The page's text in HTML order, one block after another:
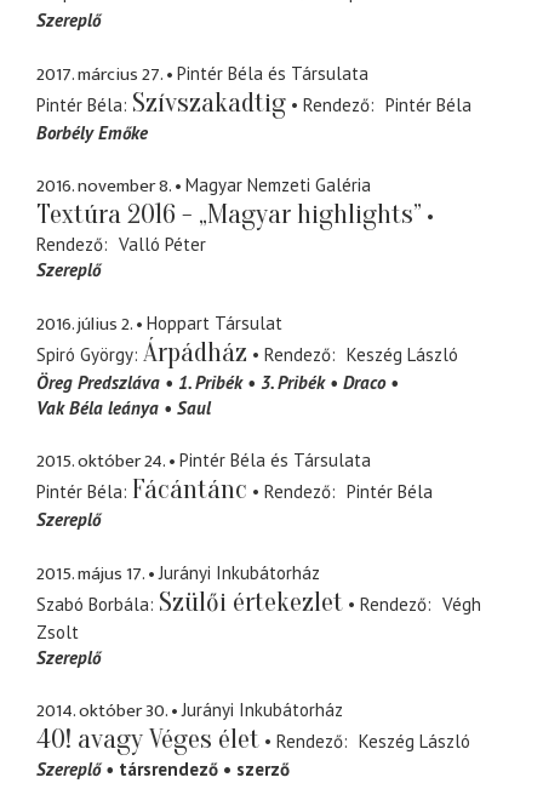
Szereplő
2017. március 27.
Pintér Béla és Társulata
Pintér Béla Szívszakadtig Rendező
Pintér Béla
Borbély Emőke
2016. november 8. Magyar Nemzeti Galéria
Textúra 2016 - „Magyar highlights”
Rendező
Valló Péter
Szereplő
2016. július 2.
Hoppart Társulat
Spiró György Árpádház Rendező
Keszég László
Öreg Predszláva
1. Pribék 3. Pribék
Draco
Vak Béla leánya
Saul
2015. október 24.
Pintér Béla és Társulata
Pintér Béla Fácántánc Rendező
Pintér Béla
Szereplő
2015. május 17.
Jurányi Inkubátorház
Szabó Borbála Szülői értekezlet Rendező
Végh
Zsolt
Szereplő
2014. október 30. Jurányi Inkubátorház
40! avagy Véges élet Rendező
Keszég László
Szereplő
társrendező szerző